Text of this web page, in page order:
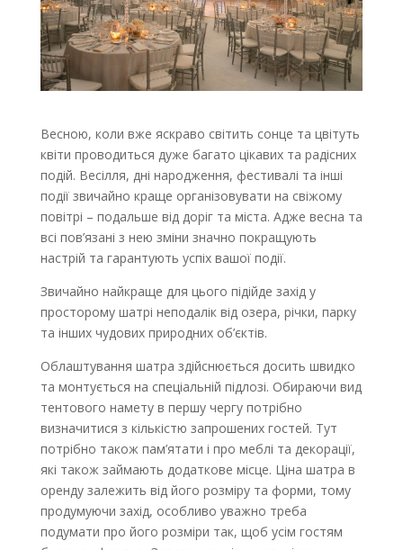
Весною, коли вже яскраво світить сонце та цвітуть
квіти проводиться дуже багато цікавих та радісних
подій. Весілля, дні народження, фестивалі та інші
події звичайно краще організовувати на свіжому
повітрі – подальше від доріг та міста. Адже весна та
всі пов’язані з нею зміни значно покращують
настрій та гарантують успіх вашої події.
Звичайно найкраще для цього підійде захід у
просторому шатрі неподалік від озера, річки, парку
та інших чудових природних об’єктів.
Облаштування шатра здійснюється досить швидко
та монтується на спеціальній підлозі. Обираючи вид
тентового намету в першу чергу потрібно
визначитися з кількістю запрошених гостей. Тут
потрібно також пам’ятати і про меблі та декорації,
які також займають додаткове місце. Ціна шатра в
оренду залежить від його розміру та форми, тому
продумуючи захід, особливо уважно треба
подумати про його розміри так, щоб усім гостям